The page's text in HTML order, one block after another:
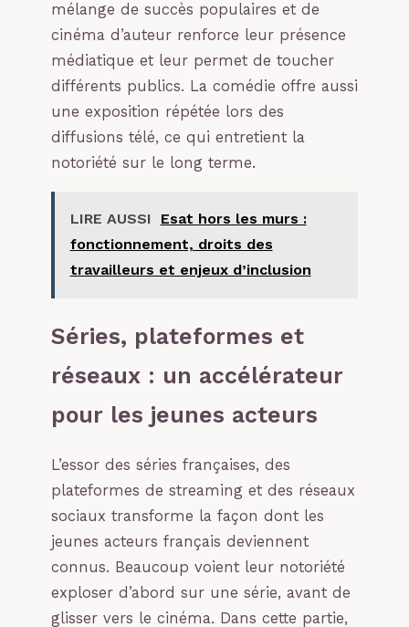
mélange de succès populaires et de
cinéma d’auteur renforce leur présence
médiatique et leur permet de toucher
différents publics. La comédie offre aussi
une exposition répétée lors des
diffusions télé, ce qui entretient la
notoriété sur le long terme.
LIRE AUSSI
Esat hors les murs :
fonctionnement, droits des
travailleurs et enjeux d’inclusion
Séries, plateformes et
réseaux : un accélérateur
pour les jeunes acteurs
L’essor des séries françaises, des
plateformes de streaming et des réseaux
sociaux transforme la façon dont les
jeunes acteurs français deviennent
connus. Beaucoup voient leur notoriété
exploser d’abord sur une série, avant de
glisser vers le cinéma. Dans cette partie,